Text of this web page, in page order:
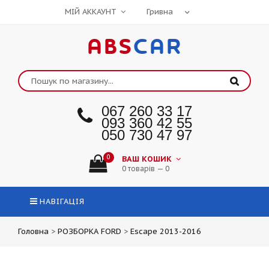
МІЙ АККАУНТ
ABSCAR
067 260 33 17
093 360 42 55
050 730 47 97
0 ВАШ КОШИК
0 товарів — 0
НАВІГАЦІЯ
Головна > РОЗБОРКА FORD > Escape 2013-2016